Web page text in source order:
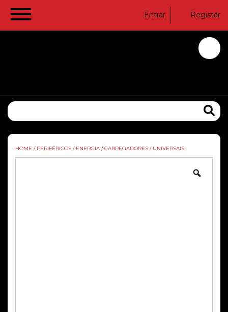
Entrar Registar
HOME / PERIFÉRICOS / ENERGIA / CARREGADORES / UNIVERSAIS